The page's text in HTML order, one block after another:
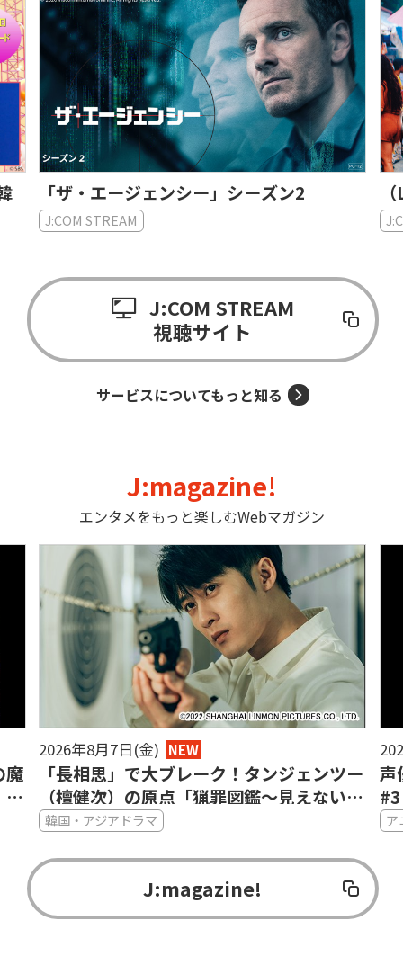
「ザ・エージェンシー」シーズン2
J:COM STREAM
J:COM STREAM
視聴サイト
サービスについてもっと知る
J:magazine!
エンタメをもっと楽しむWebマガジン
魔
パ
2026年8月7日(金) NEW
「長相思」で大ブレーク！タンジェンツー
（檀健次）の原点「猟罪図鑑～見えない肖
像画～」で光る目の演技
韓国・アジアドラマ
声
悟
ア
J:magazine!